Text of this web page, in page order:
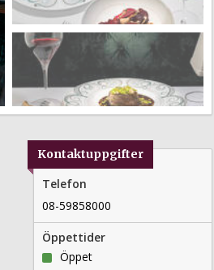
Kontaktuppgifter
Telefon
08-59858000
Öppettider
Öppet